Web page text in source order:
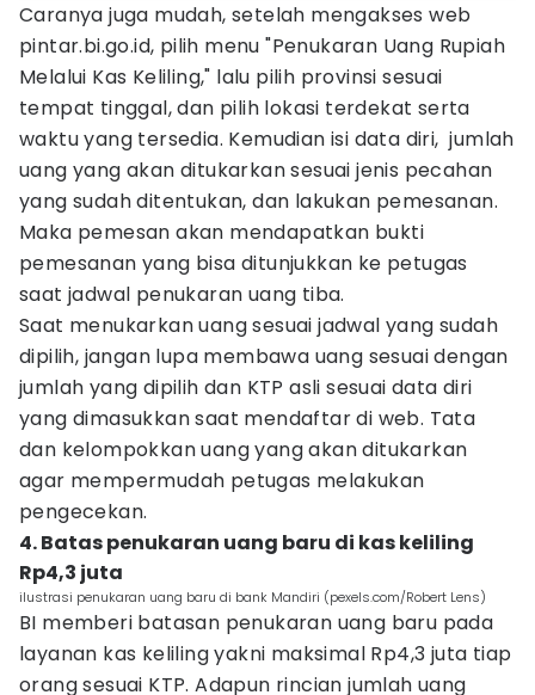
Caranya juga mudah, setelah mengakses web
pintar.bi.go.id, pilih menu "Penukaran Uang Rupiah
Melalui Kas Keliling," lalu pilih provinsi sesuai
tempat tinggal, dan pilih lokasi terdekat serta
waktu yang tersedia. Kemudian isi data diri, jumlah
uang yang akan ditukarkan sesuai jenis pecahan
yang sudah ditentukan, dan lakukan pemesanan.
Maka pemesan akan mendapatkan bukti
pemesanan yang bisa ditunjukkan ke petugas
saat jadwal penukaran uang tiba.
Saat menukarkan uang sesuai jadwal yang sudah
dipilih, jangan lupa membawa uang sesuai dengan
jumlah yang dipilih dan KTP asli sesuai data diri
yang dimasukkan saat mendaftar di web. Tata
dan kelompokkan uang yang akan ditukarkan
agar mempermudah petugas melakukan
pengecekan.
4. Batas penukaran uang baru di kas keliling
Rp4,3 juta
ilustrasi penukaran uang baru di bank Mandiri (pexels.com/Robert Lens)
BI memberi batasan penukaran uang baru pada
layanan kas keliling yakni maksimal Rp4,3 juta tiap
orang sesuai KTP. Adapun rincian jumlah uang